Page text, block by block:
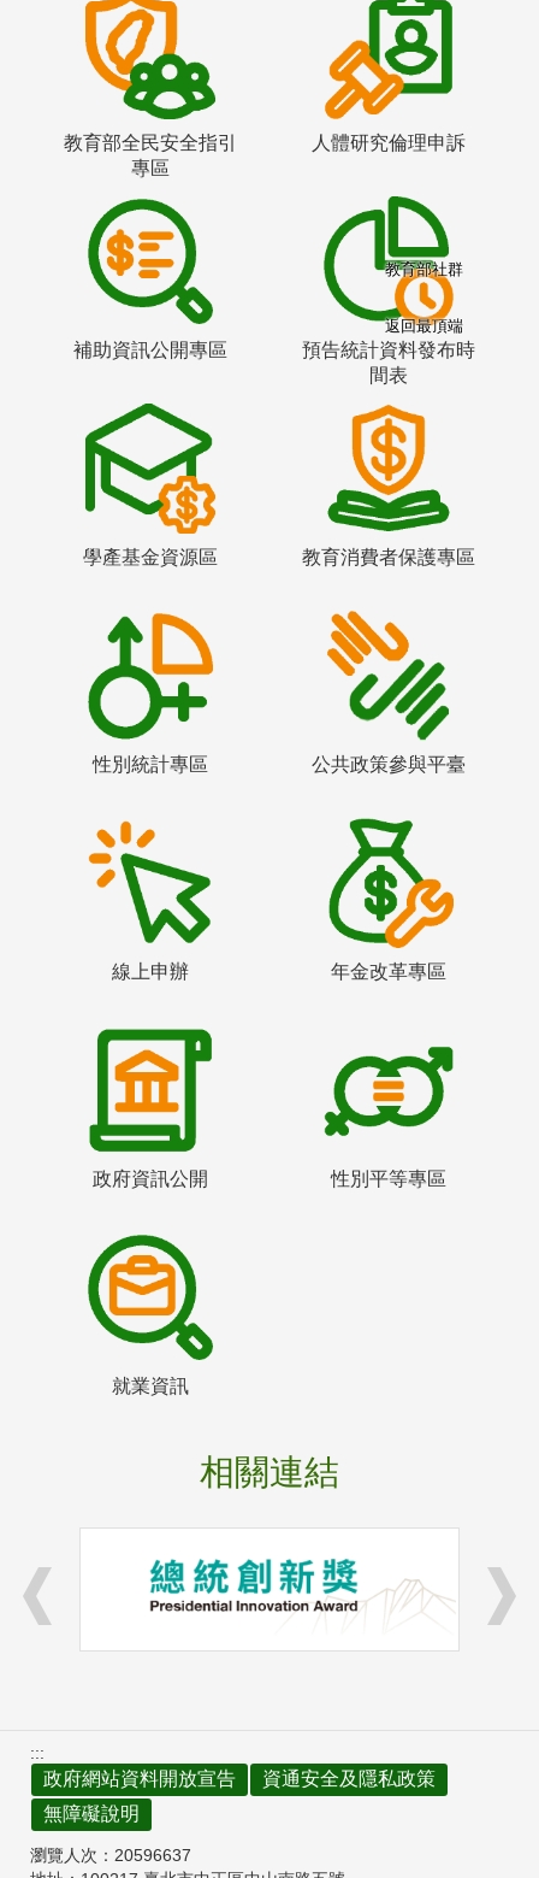
教育部全民安全指引
專區
人體研究倫理申訴
補助資訊公開專區
預告統計資料發布時
間表
學產基金資源區 教育消費者保護專區
性別統計專區 公共政策參與平臺
線上申辦 年金改革專區
政府資訊公開 性別平等專區
就業資訊
相關連結
教育部社群
返回最頂端
:::
政府網站資料開放宣告
資通安全及隱私政策
無障礙說明
瀏覽人次： 20596637